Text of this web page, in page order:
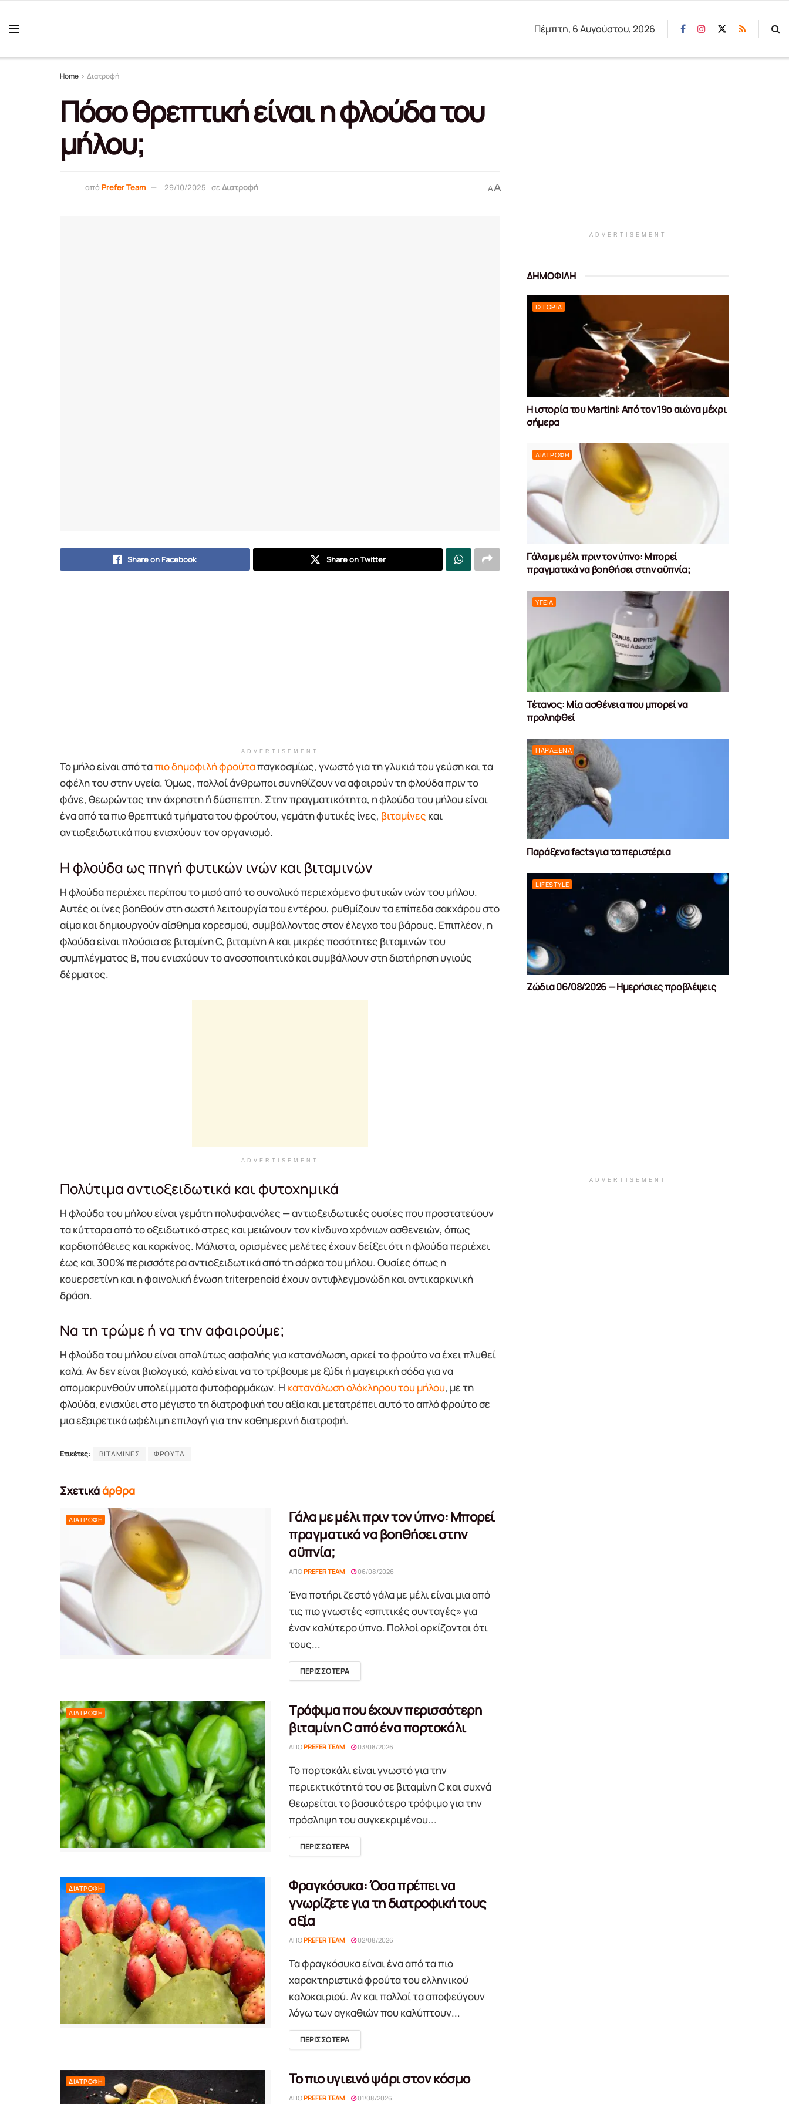
Πέμπτη, 6 Αυγούστου, 2026
Home Διατροφή
Πόσο θρεπτική είναι η φλούδα του
μήλου;
απόPrefer Team 29/10/2025 σε Διατροφή AA
Share on Facebook Share on Twitter
ADVERTISEMENT
Το μήλο είναι από ταπιο δημοφιλή φρούταπαγκοσμίως, γνωστό για τη γλυκιά του γεύση και τα
οφέλη του στην υγεία. Όμως, πολλοί άνθρωποι συνηθίζουν να αφαιρούν τη φλούδα πριν το
φάνε, θεωρώντας την άχρηστη ή δύσπεπτη. Στην πραγματικότητα, η φλούδα του μήλου είναι
ένα από τα πιο θρεπτικά τμήματα του φρούτου, γεμάτη φυτικές ίνες, βιταμίνες και
αντιοξειδωτικά που ενισχύουν τον οργανισμό.
Η φλούδα ως πηγή φυτικών ινών και βιταμινών
Η φλούδα περιέχει περίπου το μισό από το συνολικό περιεχόμενο φυτικών ινών του μήλου.
Αυτές οι ίνες βοηθούν στη σωστή λειτουργία του εντέρου, ρυθμίζουν τα επίπεδα σακχάρου στο
αίμα και δημιουργούν αίσθημα κορεσμού, συμβάλλοντας στον έλεγχο του βάρους. Επιπλέον, η
φλούδα είναι πλούσια σε βιταμίνη C, βιταμίνη Α και μικρές ποσότητες βιταμινών του
συμπλέγματος Β, που ενισχύουν το ανοσοποιητικό και συμβάλλουν στη διατήρηση υγιούς
δέρματος.
ADVERTISEMENT
Πολύτιμα αντιοξειδωτικά και φυτοχημικά
Η φλούδα του μήλου είναι γεμάτη πολυφαινόλες — αντιοξειδωτικές ουσίες που προστατεύουν
τα κύτταρα από το οξειδωτικό στρες και μειώνουν τον κίνδυνο χρόνιων ασθενειών, όπως
καρδιοπάθειες και καρκίνος. Μάλιστα, ορισμένες μελέτες έχουν δείξει ότι η φλούδα περιέχει
έως και 300% περισσότερα αντιοξειδωτικά από τη σάρκα του μήλου. Ουσίες όπως η
κουερσετίνη και η φαινολική ένωση triterpenoid έχουν αντιφλεγμονώδη και αντικαρκινική
δράση.
Να τη τρώμε ή να την αφαιρούμε;
Η φλούδα του μήλου είναι απολύτως ασφαλής για κατανάλωση, αρκεί το φρούτο να έχει πλυθεί
καλά. Αν δεν είναι βιολογικό, καλό είναι να το τρίβουμε με ξύδι ή μαγειρική σόδα για να
απομακρυνθούν υπολείμματα φυτοφαρμάκων. Η κατανάλωση ολόκληρου του μήλου, με τη
φλούδα, ενισχύει στο μέγιστο τη διατροφική του αξία και μετατρέπει αυτό το απλό φρούτο σε
μια εξαιρετικά ωφέλιμη επιλογή για την καθημερινή διατροφή.
Ετικέτες: ΒΙΤΑΜΙΝΕΣ ΦΡΟΥΤΑ
Σχετικάάρθρα
ΔΙΑΤΡΟΦΉ
Γάλα με μέλι πριν τον ύπνο: Μπορεί
πραγματικά να βοηθήσει στην
αϋπνία;
ΑΠΌPREFER TEAM 06/08/2026
Ένα ποτήρι ζεστό γάλα με μέλι είναι μια από
τις πιο γνωστές «σπιτικές συνταγές» για
έναν καλύτερο ύπνο. Πολλοί ορκίζονται ότι
τους...
ΠΕΡΙΣΣΟΤΕΡΑDETAILS
ΔΙΑΤΡΟΦΉ
Τρόφιμα που έχουν περισσότερη
βιταμίνη C από ένα πορτοκάλι
ΑΠΌPREFER TEAM 03/08/2026
Το πορτοκάλι είναι γνωστό για την
περιεκτικότητά του σε βιταμίνη C και συχνά
θεωρείται το βασικότερο τρόφιμο για την
πρόσληψη του συγκεκριμένου...
ΠΕΡΙΣΣΟΤΕΡΑDETAILS
ΔΙΑΤΡΟΦΉ
Φραγκόσυκα: Όσα πρέπει να
γνωρίζετε για τη διατροφική τους
αξία
ΑΠΌPREFER TEAM 02/08/2026
Τα φραγκόσυκα είναι ένα από τα πιο
χαρακτηριστικά φρούτα του ελληνικού
καλοκαιριού. Αν και πολλοί τα αποφεύγουν
λόγω των αγκαθιών που καλύπτουν...
ΠΕΡΙΣΣΟΤΕΡΑDETAILS
ΔΙΑΤΡΟΦΉ Το πιο υγιεινό ψάρι στον κόσμο
ΑΠΌPREFER TEAM 01/08/2026
ADVERTISEMENT
ΔΗΜΟΦΙΛΗ
ΙΣΤΟΡΊΑ
Η ιστορία του Martini: Από τον 19ο αιώνα μέχρι
σήμερα
ΔΙΑΤΡΟΦΉ
Γάλα με μέλι πριν τον ύπνο: Μπορεί
πραγματικά να βοηθήσει στην αϋπνία;
ΥΓΕΊΑ
Τέτανος: Μία ασθένεια που μπορεί να
προληφθεί
ΠΑΡΆΞΕΝΑ
Παράξενα facts για τα περιστέρια
LIFESTYLE
Ζώδια 06/08/2026 — Ημερήσιες προβλέψεις
ADVERTISEMENT